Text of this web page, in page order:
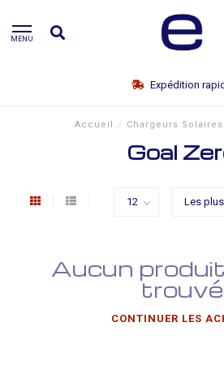
MENU
Expédition
Accueil / Chargeurs Solaires
Goal
Aucun
trouvé
CONTINUER LES